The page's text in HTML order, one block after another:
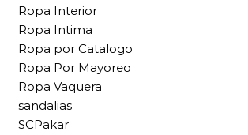
Ropa Interior
Ropa Intima
Ropa por Catalogo
Ropa Por Mayoreo
Ropa Vaquera
sandalias
SCPakar